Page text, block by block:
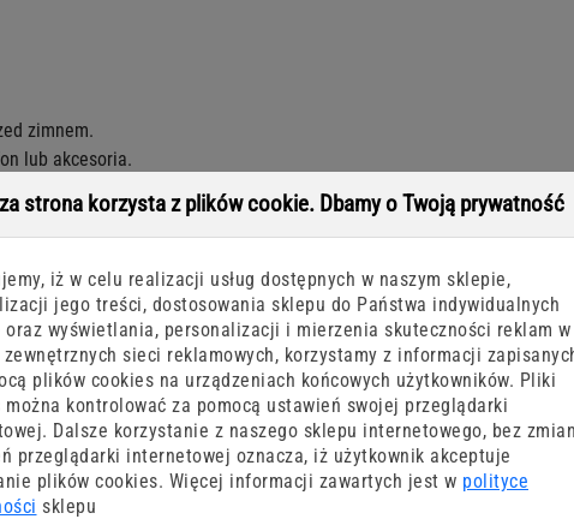
strona korzysta z plików cookie. Dbamy o Twoją prywatność
iż w celu realizacji usług dostępnych w naszym sklepie,
jego treści, dostosowania sklepu do Państwa indywidualnych
oraz wyświetlania, personalizacji i mierzenia skuteczności reklam w
zewnętrznych sieci reklamowych, korzystamy z informacji
plików cookies na urządzeniach końcowych użytkowników. Pliki
można kontrolować za pomocą ustawień swojej przeglądarki
Dalsze korzystanie z naszego sklepu internetowego, bez
przeglądarki internetowej oznacza, iż użytkownik akceptuje
plików cookies. Więcej informacji zawartych jest w polityce
sklepu
zimnem.
lub akcesoria.
Wykonana z wysokiej jakości materiałów, zapewnia wygodę i
froncie znajduje się praktyczna kieszeń, w której ukryto
sprawdzając się zarówno na co dzień, jak i podczas aktywności na